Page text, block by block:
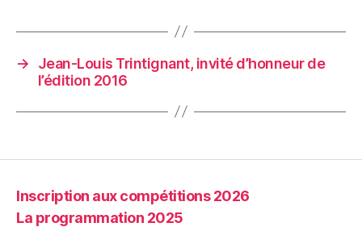
→
Jean-Louis Trintignant, invité d’honneur de
l’édition 2016
Inscription aux compétitions 2026
La programmation 2025